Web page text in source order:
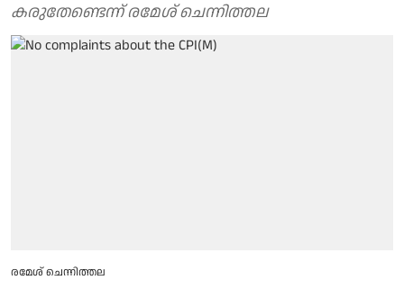
കരുതേണ്ടെന്ന് രമേശ് ചെന്നിത്തല
രമേശ് ചെന്നിത്തല